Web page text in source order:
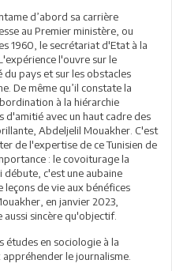
d’abord sa carrière
au Premier ministère, ou
1960, le secrétariat d'Etat à la
l'ouvre sur le
pays et sur les obstacles
De même qu’il constate la
à la hiérarchie
d'amitié avec un haut cadre des
Abdeljelil Mouakher. C'est
de l'expertise de ce Tunisien de
: le covoiturage la
débute, c'est une aubaine
de vie aux bénéfices
en janvier 2023,
aussi sincère qu'objectif.
études en sociologie à la
le journalisme.